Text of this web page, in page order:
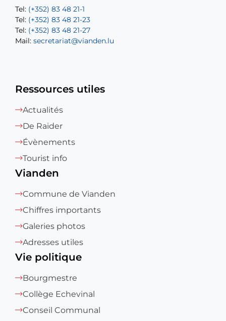
Tel: (+352) 83 48 21-1
Tel: (+352) 83 48 21-23
Tel: (+352) 83 48 21-27
Mail: secretariat@vianden.lu
Tel: (+352) 83 48 21-20
Tel: (+352) 83 48 21-22
Mail:sofia.carvalho@vianden.lu
Mail: diane.storn@vianden.lu
Ressources utiles
Actualités
De Raider
Évènements
Tourist info
Vianden
Commune de Vianden
Chiffres importants
Galeries photos
Adresses utiles
Vie politique
Bourgmestre
Collège Echevinal
Conseil Communal